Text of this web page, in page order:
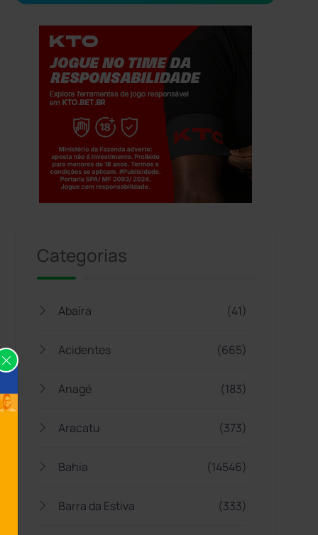
Categorias
Abaíra (41)
Acidentes (665)
Anagé (183)
Aracatu (373)
Bahia (14546)
Barra da Estiva (333)